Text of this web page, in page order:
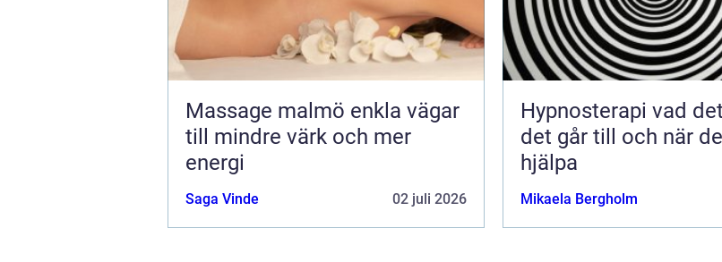
Massage malmö enkla vägar
till mindre värk och mer
energi
Saga Vinde 02 juli 2026
Hypnosterapi vad det Är, hur
det går till och när
hjälpa
Mikaela Bergholm